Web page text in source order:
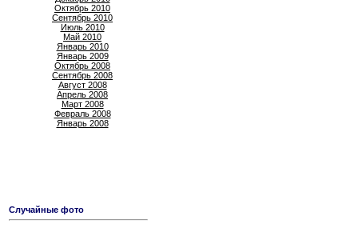
Октябрь 2010
Сентябрь 2010
Июль 2010
Май 2010
Январь 2010
Январь 2009
Октябрь 2008
Сентябрь 2008
Август 2008
Апрель 2008
Март 2008
Февраль 2008
Январь 2008
Случайные фото